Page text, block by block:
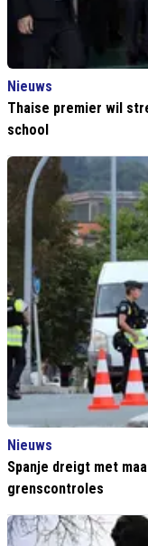
Nieuws
Thaise premier wil
school
Nieuws
Spanje dreigt met
grenscontroles